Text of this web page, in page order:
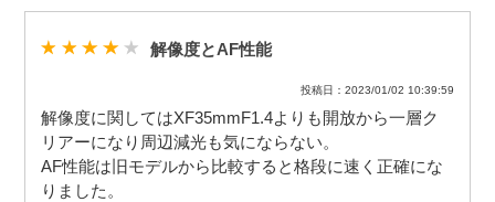
解像度とAF性能
投稿日：2023/01/02 10:39:59
解像度に関してはXF35mmF1.4よりも開放から一層ク
リアーになり周辺減光も気にならない。
AF性能は旧モデルから比較すると格段に速く正確にな
りました。